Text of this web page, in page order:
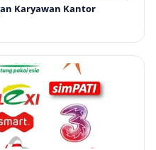
Karyawan Kantor